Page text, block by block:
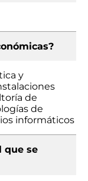
y
de
de
informáticos
que se